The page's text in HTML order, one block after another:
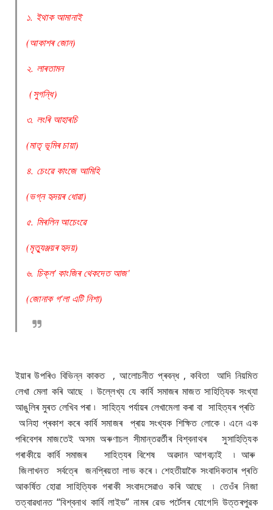
১. ইথাক‌‌ আমানাই
(আকাশৰ জোন)
২. লাৰতামন
(সুগন্ধি)
৩. লংৰি আহাৰচি
(মাতৃ ভূমিৰ চায়া)
৪. চেংৱে কাংজে আমিহি
(ভগ্ন হৃদয়ৰ ধোৱা)
৫. মিৰলিন আচেংৱে
(মৃত্যুঞ্জয়ৰ হৃদয়)
৬. চিক্ল' কাংজিৰ থেকদেত আজ'
(জোনাক গ'লা এটি নিশা)
ইয়াৰ উপৰিও বিভিন্ন কাকত , আলোচনীত প্ৰবন্ধ , কবিতা আদি নিয়মিত
লেখা মেলা কৰি আছে ৷ উল্লেখ্য যে কাৰ্বি সমাজৰ মাজত সাহিত্যিক সংখ্যা
আঙুলিৰ মুৰত লেখিব পৰা ৷ সাহিত্য পৰ্যায়ৰ লেখামেলা কৰা বা সাহিত্যৰ প্ৰতি
অনিহা প্ৰকাশ কৰে কাৰ্বি সমাজৰ প্ৰায় সংখ্যক শিক্ষিত লোকে ৷ এনে এক
পৰিবেশৰ মাজতেই অসম অৰুণাচল সীমান্তৱৰ্তীৰ বিশ্বনাথৰ সুসাহিত্যিক
গৰাকীয়ে কাৰ্বি সমাজৰ সাহিত্যৰ বিশেষ অৱদান আগবঢ়াই ৷ আৰু
জিলাখনত সৰ্বত্ৰে জনপ্ৰিয়তা লাভ কৰে ৷ শেহতীয়াকৈ সংবাদিকতাৰ প্ৰতি
আকৰ্ষিত হোৱা সাহিত্যিক গৰাকী সংবাদসেৱাও কৰি আছে ৷ তেওঁৰ নিজা
তত্বাৱধানত “বিশ্বনাথ কাৰ্বি লাইভ” নামৰ ৱেভ পৰ্টেলৰ যোগেদি উত্তৰপুৱক